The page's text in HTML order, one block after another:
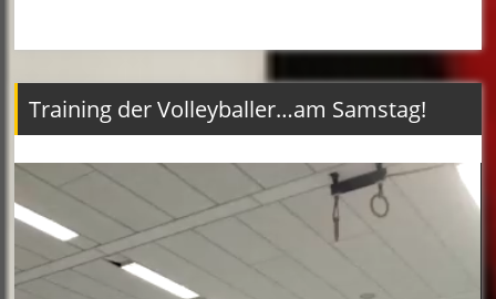
Training der Volleyballer…am Samstag!
Video-
Player